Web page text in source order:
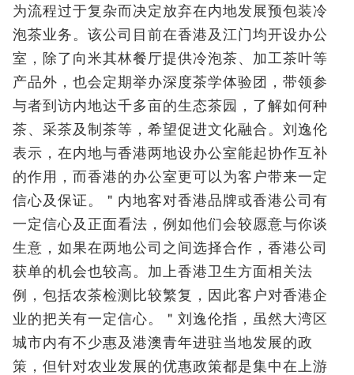
为流程过于复杂而决定放弃在内地发展预包装冷
泡茶业务。该公司目前在香港及江门均开设办公
室，除了向米其林餐厅提供冷泡茶、加工茶叶等
产品外，也会定期举办深度茶学体验团，带领参
与者到访内地达千多亩的生态茶园，了解如何种
茶、采茶及制茶等，希望促进文化融合。刘逸伦
表示，在内地与香港两地设办公室能起协作互补
的作用，而香港的办公室更可以为客户带来一定
信心及保证。＂内地客对香港品牌或香港公司有
一定信心及正面看法，例如他们会较愿意与你谈
生意，如果在两地公司之间选择合作，香港公司
获单的机会也较高。加上香港卫生方面相关法
例，包括农茶检测比较繁复，因此客户对香港企
业的把关有一定信心。＂刘逸伦指，虽然大湾区
城市内有不少惠及港澳青年进驻当地发展的政
策，但针对农业发展的优惠政策都是集中在上游